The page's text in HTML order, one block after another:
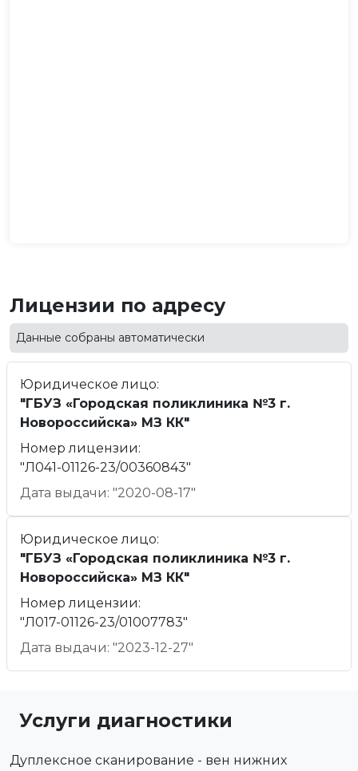
Лицензии по адресу
Данные собраны автоматически
Юридическое лицо:
"ГБУЗ «Городская поликлиника №3 г.
Новороссийска» МЗ КК"
Номер лицензии:
"Л041-01126-23/00360843"
Дата выдачи: "2020-08-17"
Юридическое лицо:
"ГБУЗ «Городская поликлиника №3 г.
Новороссийска» МЗ КК"
Номер лицензии:
"Л017-01126-23/01007783"
Дата выдачи: "2023-12-27"
Услуги диагностики
Дуплексное сканирование - вен нижних